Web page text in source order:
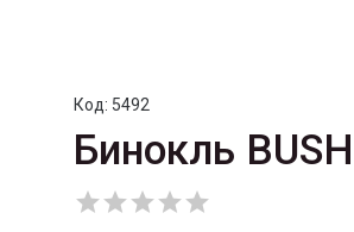
Код: 5492
Бинокль
